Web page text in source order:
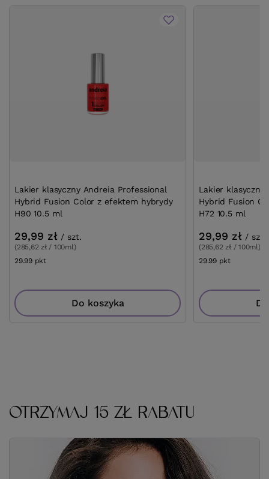
Lakier klasyczny Andreia Professional
Hybrid Fusion Color z efektem hybrydy
H90 10.5 ml
29,99 zł / szt.
(285,62 zł / 100ml)
29.99 pktpunktów
Do koszyka
Lakier klasyczny
Hybrid Fusion
H72 10.5 ml
29,99 zł / szt.
(285,62 zł / 100ml)
29.99 pktpunktów
OTRZYMAJ 15 ZŁ RABATU